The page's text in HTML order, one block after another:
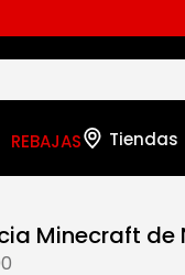
REBAJAS
Minecraft de